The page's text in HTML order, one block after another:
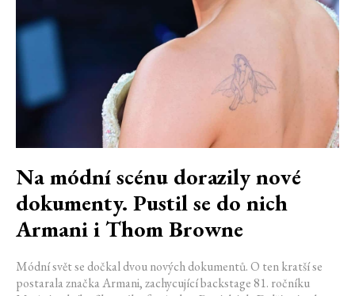
Na módní scénu dorazily nové
dokumenty. Pustil se do nich
Armani i Thom Browne
Módní svět se dočkal dvou nových dokumentů. O ten kratší se
postarala značka Armani, zachycující backstage 81. ročníku